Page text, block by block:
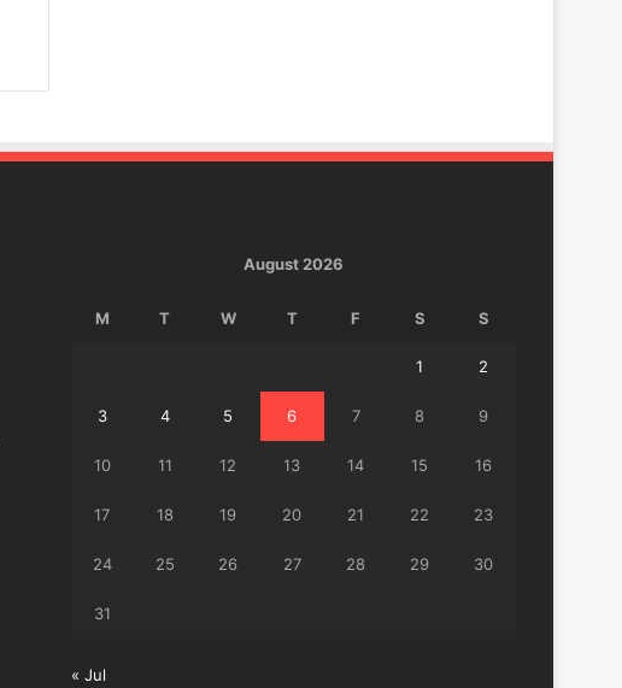
August 2026
M T W T F S S
1 2
3 4 5 6 7 8 9
10 11 12 13 14 15 16
17 18 19 20 21 22 23
24 25 26 27 28 29 30
31
« Jul